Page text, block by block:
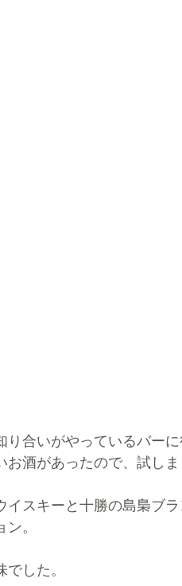
り合いがやっているバー
お酒があったので、試し
イスキーと十勝の島梟ブ
。
した。